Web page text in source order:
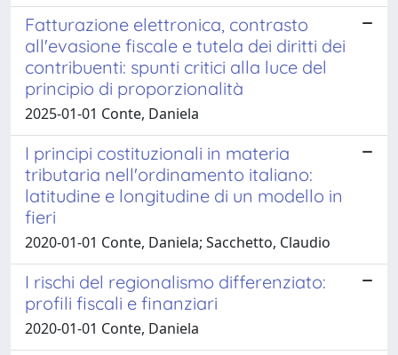
Fatturazione elettronica, contrasto
all'evasione fiscale e tutela dei diritti dei
contribuenti: spunti critici alla luce del
principio di proporzionalità
2025-01-01 Conte, Daniela
I principi costituzionali in materia
tributaria nell'ordinamento italiano:
latitudine e longitudine di un modello in
fieri
2020-01-01 Conte, Daniela; Sacchetto, Claudio
I rischi del regionalismo differenziato:
profili fiscali e finanziari
2020-01-01 Conte, Daniela